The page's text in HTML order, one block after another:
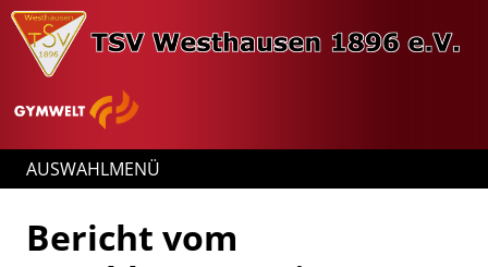
AUSWAHLMENÜ
Bericht vom